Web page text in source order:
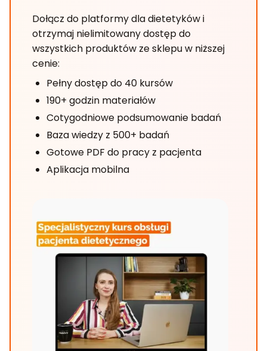
Dołącz do platformy dla dietetyków i
otrzymaj nielimitowany dostęp do
wszystkich produktów ze sklepu w niższej
cenie:
Pełny dostęp do 40 kursów
190+ godzin materiałów
Cotygodniowe podsumowanie badań
Baza wiedzy z 500+ badań
Gotowe PDF do pracy z pacjenta
Aplikacja mobilna